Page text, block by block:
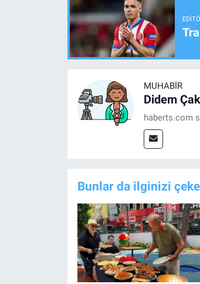
MUHABIR
Didem
haberts.com
Bunlar da ilginizi